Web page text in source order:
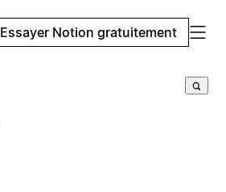
Essayer Notion gratuitement